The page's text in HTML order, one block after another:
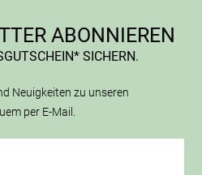
ABONNIEREN
SICHERN.
Neuigkeiten zu unseren
per E-Mail.